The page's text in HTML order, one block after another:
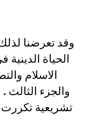
وقد تعرضنا
الحياة
الاسلام
والجزء الثالث
تشريعية